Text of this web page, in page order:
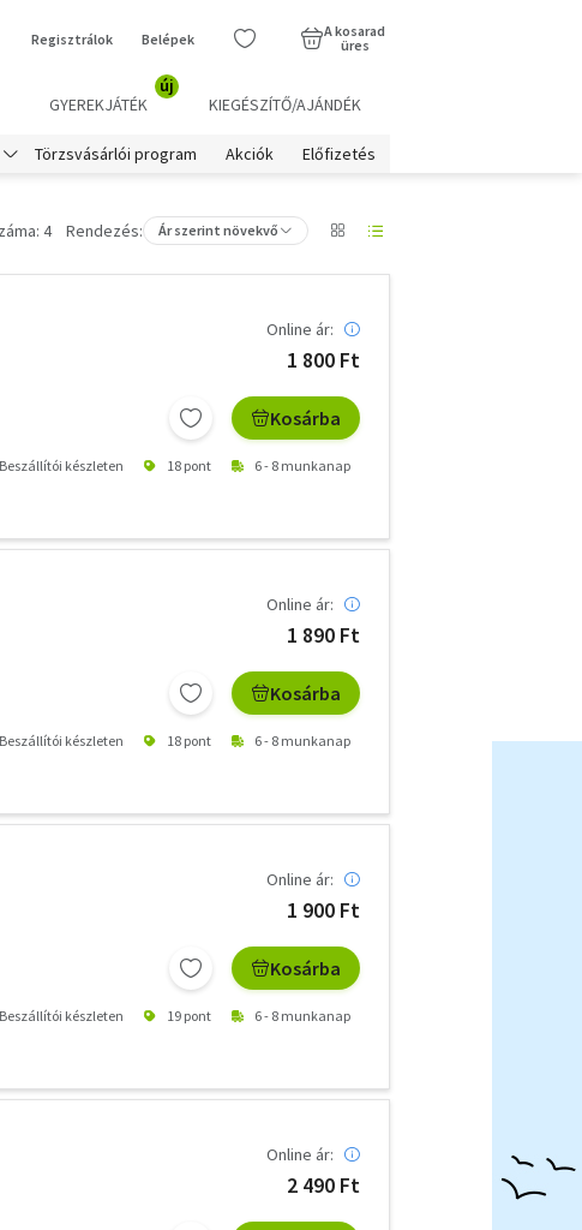
Regisztrálok Belépek
A kosarad
üres
GYEREKJÁTÉK
új
KIEGÉSZÍTŐ/AJÁNDÉK
Törzsvásárlói program Akciók Előfizetés
4 Rendezés: Ár szerint növekvő
Online ár:
1 800 Ft
Kosárba
Beszállítói készleten 18 pont 6 - 8 munkanap
Online ár:
1 890 Ft
Kosárba
Beszállítói készleten 18 pont 6 - 8 munkanap
Online ár:
1 900 Ft
Kosárba
Beszállítói készleten 19 pont 6 - 8 munkanap
Online ár:
2 490 Ft